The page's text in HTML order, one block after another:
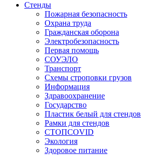
Стенды
Пожарная безопасность
Охрана труда
Гражданская оборона
Электробезопасность
Первая помощь
СОУЭЛО
Транспорт
Схемы строповки грузов
Информация
Здравоохранение
Государство
Пластик белый для стендов
Рамки для стендов
СТОПCOVID
Экология
Здоровое питание